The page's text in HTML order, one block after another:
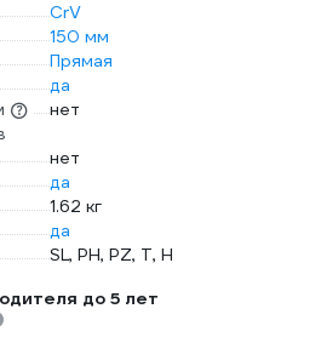
CrV
150 мм
Прямая
да
нет
нет
да
1.62 кг
да
SL, PH, PZ, T, H
до 5 лет